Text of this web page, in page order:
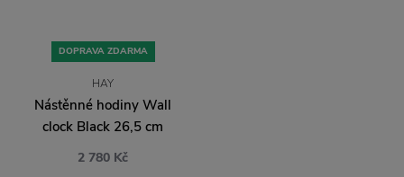
DOPRAVA ZDARMA
HAY
Nástěnné hodiny Wall
clock Black 26,5 cm
2 780 Kč